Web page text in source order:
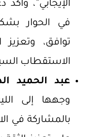
الإيجابي”،
في الحوار
توافق، وتعزيز
الاستقطاب
عبد الحميد
بالمشاركة في